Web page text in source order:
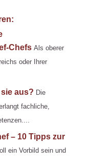
Chefs Als oberer
oder Ihrer
aus? Die
fachliche,
– 10 Tipps zur
ein Vorbild sein und